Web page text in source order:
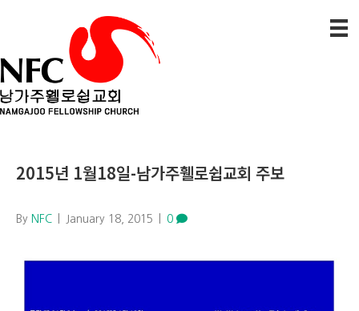
2015년 1월18일-남가주휄로쉽교회 주보
By NFC January 18, 2015 0